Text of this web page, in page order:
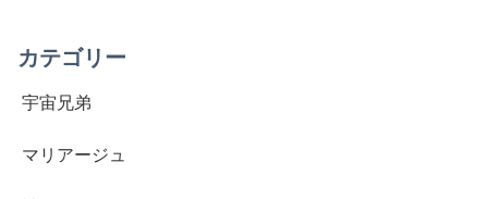
カテゴリー
宇宙兄弟
マリアージュ